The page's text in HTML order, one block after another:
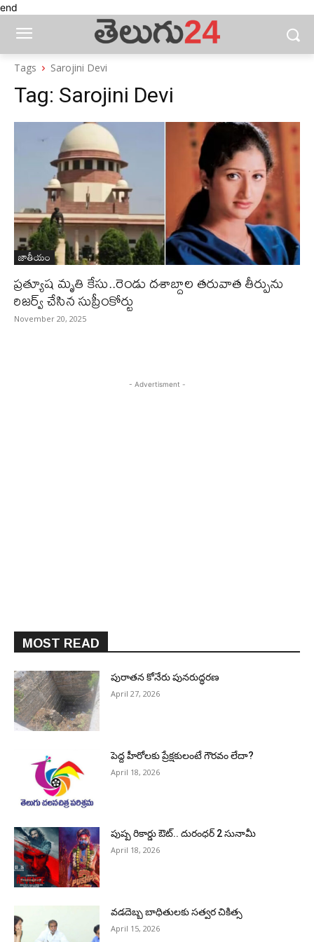
end
Tags Sarojini Devi
Tag: Sarojini Devi
జాతీయం
ప్రత్యూష మృతి కేసు..రెండు దశాబ్దాల తరువాత తీర్పును
రిజర్వ్ చేసిన సుప్రీంకోర్టు
November 20, 2025
- Advertisment -
MOST READ
పురాత‌న కోనేరు పున‌రుద్ధ‌ర‌ణ
April 27, 2026
పెద్ద హీరోల‌కు ప్రేక్ష‌కులంటే గౌర‌వం లేదా?
April 18, 2026
పుష్ప రికార్డు ఔట్‌.. దురంధ‌ర్ 2 సునామీ
April 18, 2026
వడదెబ్బ బాధితులకు సత్వర చికిత్స
April 15, 2026